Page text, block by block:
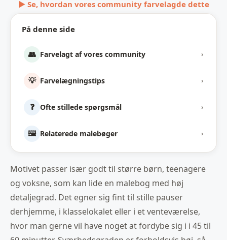
På denne side
👥 Farvelagt af vores community ›
💡 Farvelægningstips ›
❓ Ofte stillede spørgsmål ›
🖼️ Relaterede malebøger ›
▶ Se, hvordan vores community farvelagde dette
Motivet passer især godt til større børn, teenagere
og voksne, som kan lide en malebog med høj
detaljegrad. Det egner sig fint til stille pauser
derhjemme, i klasselokalet eller i et venteværelse,
hvor man gerne vil have noget at fordybe sig i i 45 til